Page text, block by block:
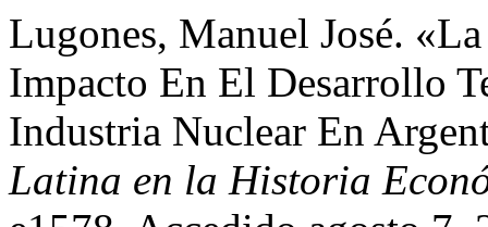
Lugones, Manuel José.
Impacto En El Desarrollo
Industria Nuclear En
Latina en la Historia